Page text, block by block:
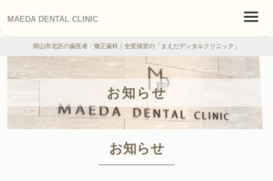
MAEDA DENTAL CLINIC
岡山市北区の歯医者・矯正歯科｜全室個室の「まえだデンタルクリニック」
お知らせ
お知らせ